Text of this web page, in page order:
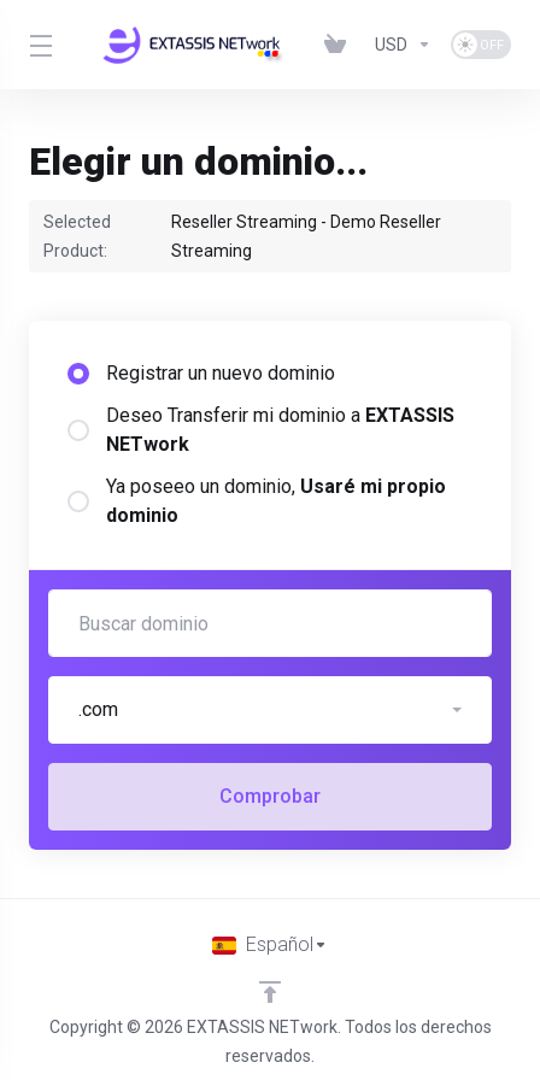
USD
Elegir un dominio...
Selected
Product:
Reseller Streaming - Demo Reseller
Streaming
Registrar un nuevo dominio
Deseo Transferir mi dominio a EXTASSIS
NETwork
Ya poseeo un dominio, Usaré mi propio
dominio
.com
Comprobar
Copyright © 2026 EXTASSIS NETwork. Todos los derechos
reservados.
Español